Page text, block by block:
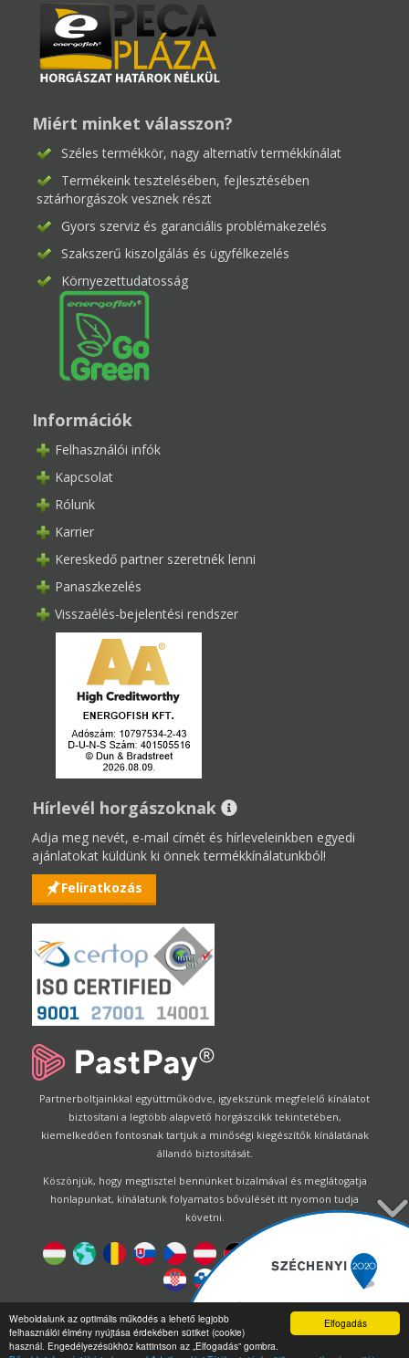
Elfogadás
Weboldalunk az optimális működés a lehető legjobb
felhasználói élmény nyújtása érdekében sütiket (cookie)
használ. Engedélyezésükhöz kattintson az „Elfogadás” gombra.
Miért minket válasszon?
Széles termékkör, nagy alternatív termékkínálat
Termékeink tesztelésében, fejlesztésében
sztárhorgászok vesznek részt
Gyors szerviz és garanciális problémakezelés
Szakszerű kiszolgálás és ügyfélkezelés
Környezettudatosság
Információk
Felhasználói infók
Kapcsolat
Rólunk
Karrier
Kereskedő partner szeretnék lenni
Panaszkezelés
Visszaélés-bejelentési rendszer
Hírlevél horgászoknak
Adja meg nevét, e-mail címét és hírleveleinkben egyedi
ajánlatokat küldünk ki önnek termékkínálatunkból!
Feliratkozás
Partnerboltjainkkal együttműködve, igyekszünk megfelelő kínálatot
biztosítani a legtöbb alapvető horgászcikk tekintetében,
kiemelkedően fontosnak tartjuk a minőségi kiegészítők kínálatának
állandó biztosítását.
Köszönjük, hogy megtisztel bennünket bizalmával és meglátogatja
honlapunkat, kínálatunk folyamatos bővülését itt nyomon tudja
követni.
Oldalmotor:CWBbyGloobus Software Developement|